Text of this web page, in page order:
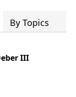
By Topics
III